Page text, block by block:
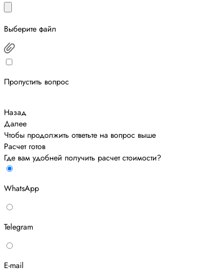
Выберите файл
Пропустить вопрос
Назад
Далее
Чтобы продолжить ответьте на вопрос выше
Расчет готов
Где вам удобней получить расчет стоимости?
WhatsApp
Telegram
E-mail